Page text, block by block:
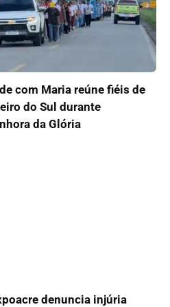
com Maria reúne fiéis de
do Sul durante
da Glória
denuncia injúria